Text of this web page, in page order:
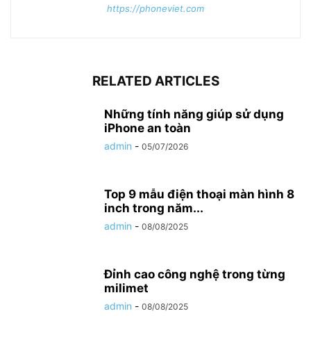
https://phoneviet.com
RELATED ARTICLES
Những tính năng giúp sử dụng
iPhone an toàn
admin - 05/07/2026
Top 9 mẫu điện thoại màn hình 8
inch trong năm...
admin - 08/08/2025
Đỉnh cao công nghệ trong từng
milimet
admin - 08/08/2025